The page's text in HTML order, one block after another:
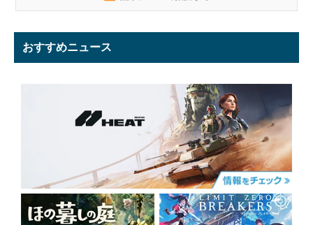
おすすめニュース